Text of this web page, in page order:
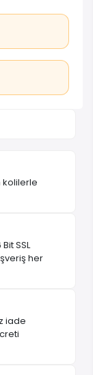
kolilerle
SSL
her
iade